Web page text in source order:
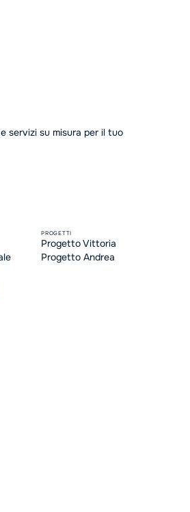
servizi su misura per il tuo
PROGETTI
Progetto Vittoria
Progetto Andrea